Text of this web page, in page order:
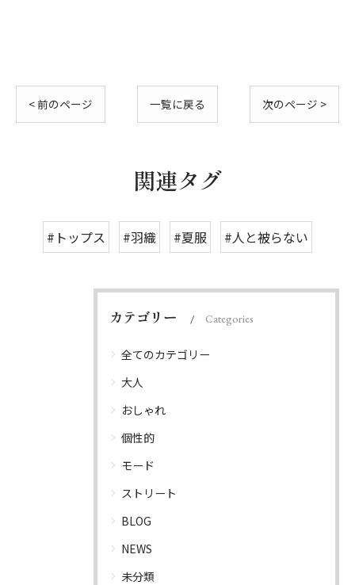
< 前のページ 一覧に戻る 次のページ >
関連タグ
#トップス #羽織 #夏服 #人と被らない
カテゴリー Categories
全てのカテゴリー
大人
おしゃれ
個性的
モード
ストリート
BLOG
NEWS
未分類